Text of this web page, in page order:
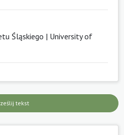
Śląskiego | University of
tekst